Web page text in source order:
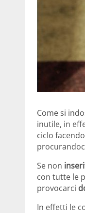
Come si
inutile, in
ciclo
Se non
con tutte le
provocarci
In effetti le